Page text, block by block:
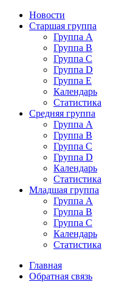
Новости
Старшая группа
Группа А
Группа В
Группа C
Группа D
Группа E
Календарь
Статистика
Средняя группа
Группа A
Группа B
Группа C
Группа D
Календарь
Статистика
Младшая группа
Группа A
Группа B
Группа C
Календарь
Статистика
Главная
Обратная связь